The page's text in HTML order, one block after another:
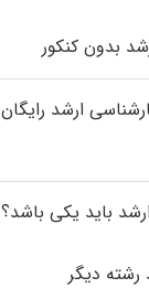
بدون کنکور
ارشد رایگان
باید یکی باشد؟
رشته دیگر